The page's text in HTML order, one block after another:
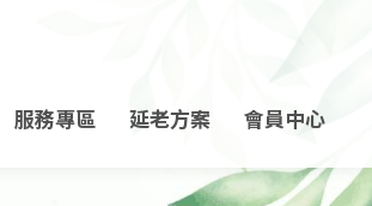
服務專區 延老方案 會員中心